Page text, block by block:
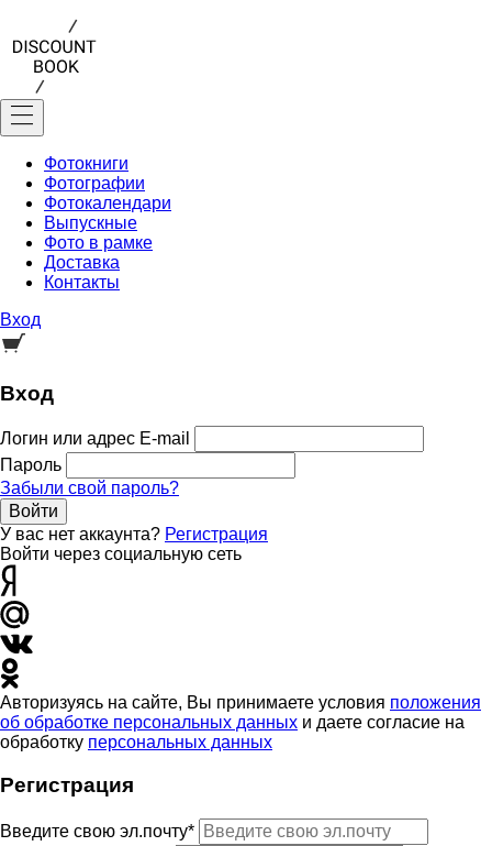
Фотокниги
Фотографии
Фотокалендари
Выпускные
Фото в рамке
Доставка
Контакты
Вход
Вход
Логин или адрес E-mail
Пароль
Забыли свой пароль?
Войти
У вас нет аккаунта? Регистрация
Войти через социальную сеть
Авторизуясь на сайте, Вы принимаете условия положения
об обработке персональных данных и даете согласие на
обработку персональных данных
Регистрация
Введите свою эл.почту*